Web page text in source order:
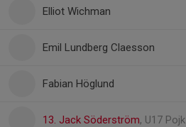
Elliot Wichman
Emil Lundberg Claesson
Fabian Höglund
13. Jack Söderström, U17 Pojk